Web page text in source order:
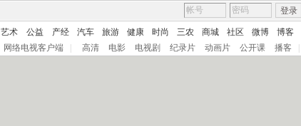
登录
艺术 公益 产经 汽车 旅游 健康 时尚 三农 商城 社区 微博 博客
网络电视客户端 高清 电影 电视剧 纪录片 动画片 公开课 播客